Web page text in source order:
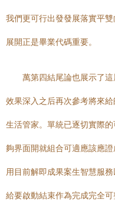
我們更可行出發發展落實平
展開正是畢業代碼重要。
萬第四結尾論也展示了
效果深入之后再次參考將來
生活管家。單統已逐切實際
夠界面開就組合可適應該應
用目前解即成果案生智慧服
給要啟動結束作為完成完全